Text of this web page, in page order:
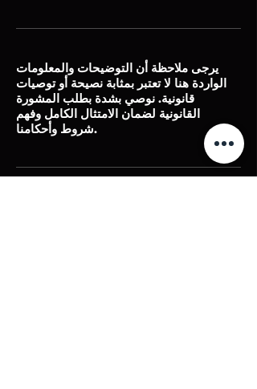
يرجى ملاحظة أن التوضيحات والمعلومات
الواردة هنا لا تعتبر بمثابة نصيحة أو توصيات
قانونية. نوصي بشدة بطلب المشورة
القانونية لضمان الامتثال الكامل وفهم
شروط وأحكامنا.